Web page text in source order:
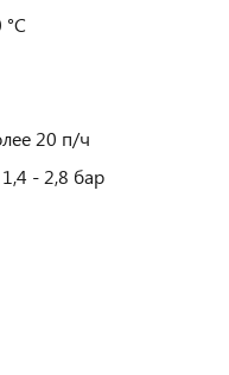
20 п/ч
- 2,8 бар